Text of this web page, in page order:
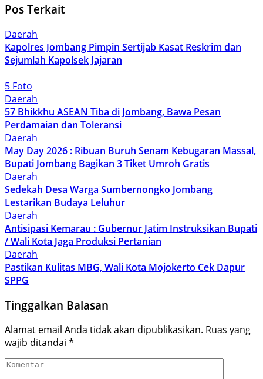
Pos Terkait
Daerah
Kapolres Jombang Pimpin Sertijab Kasat Reskrim dan
Sejumlah Kapolsek Jajaran
5 Foto
Daerah
57 Bhikkhu ASEAN Tiba di Jombang, Bawa Pesan
Perdamaian dan Toleransi
Daerah
May Day 2026 : Ribuan Buruh Senam Kebugaran Massal,
Bupati Jombang Bagikan 3 Tiket Umroh Gratis
Daerah
Sedekah Desa Warga Sumbernongko Jombang
Lestarikan Budaya Leluhur
Daerah
Antisipasi Kemarau : Gubernur Jatim Instruksikan Bupati
/ Wali Kota Jaga Produksi Pertanian
Daerah
Pastikan Kulitas MBG, Wali Kota Mojokerto Cek Dapur
SPPG
Tinggalkan Balasan
Alamat email Anda tidak akan dipublikasikan. Ruas yang
wajib ditandai *